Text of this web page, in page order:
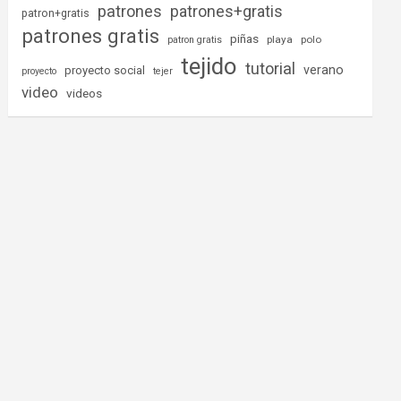
patron+gratis patrones patrones+gratis
patrones gratis patron gratis piñas playa polo
proyecto proyecto social tejer tejido tutorial verano
video videos